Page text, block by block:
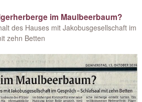
im Maulbeerbaum?
des Hauses mit Jakobusgesellschaft im
zehn Betten